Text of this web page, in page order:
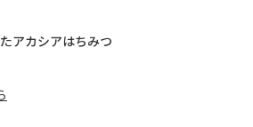
アカシアはちみつ